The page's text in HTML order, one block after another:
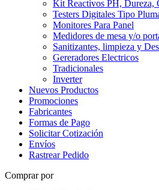
Kit Reactivos PH, Dureza,
Testers Digitales Tipo
Monitores Para Panel
Medidores de mesa y/o
Sanitizantes, limpieza y
Gereradores Electricos
Tradicionales
Inverter
Nuevos Productos
Promociones
Fabricantes
Formas de Pago
Solicitar Cotización
Envíos
Rastrear Pedido
Comprar por